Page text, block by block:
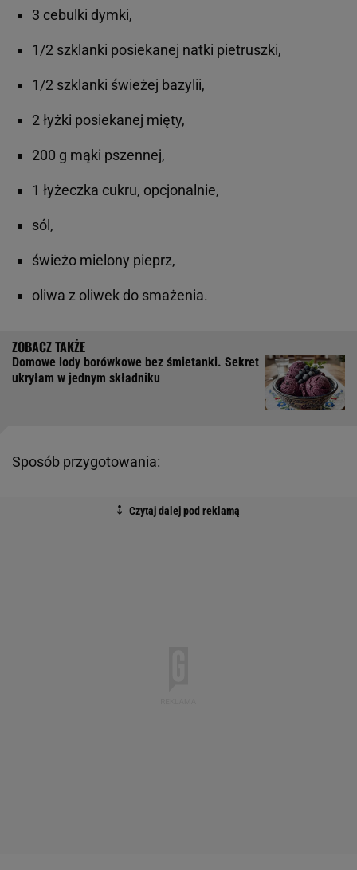
3 cebulki dymki,
1/2 szklanki posiekanej natki pietruszki,
1/2 szklanki świeżej bazylii,
2 łyżki posiekanej mięty,
200 g mąki pszennej,
1 łyżeczka cukru, opcjonalnie,
sól,
świeżo mielony pieprz,
oliwa z oliwek do smażenia.
Domowe lody borówkowe bez śmietanki. Sekret
ukryłam w jednym składniku
Sposób przygotowania: